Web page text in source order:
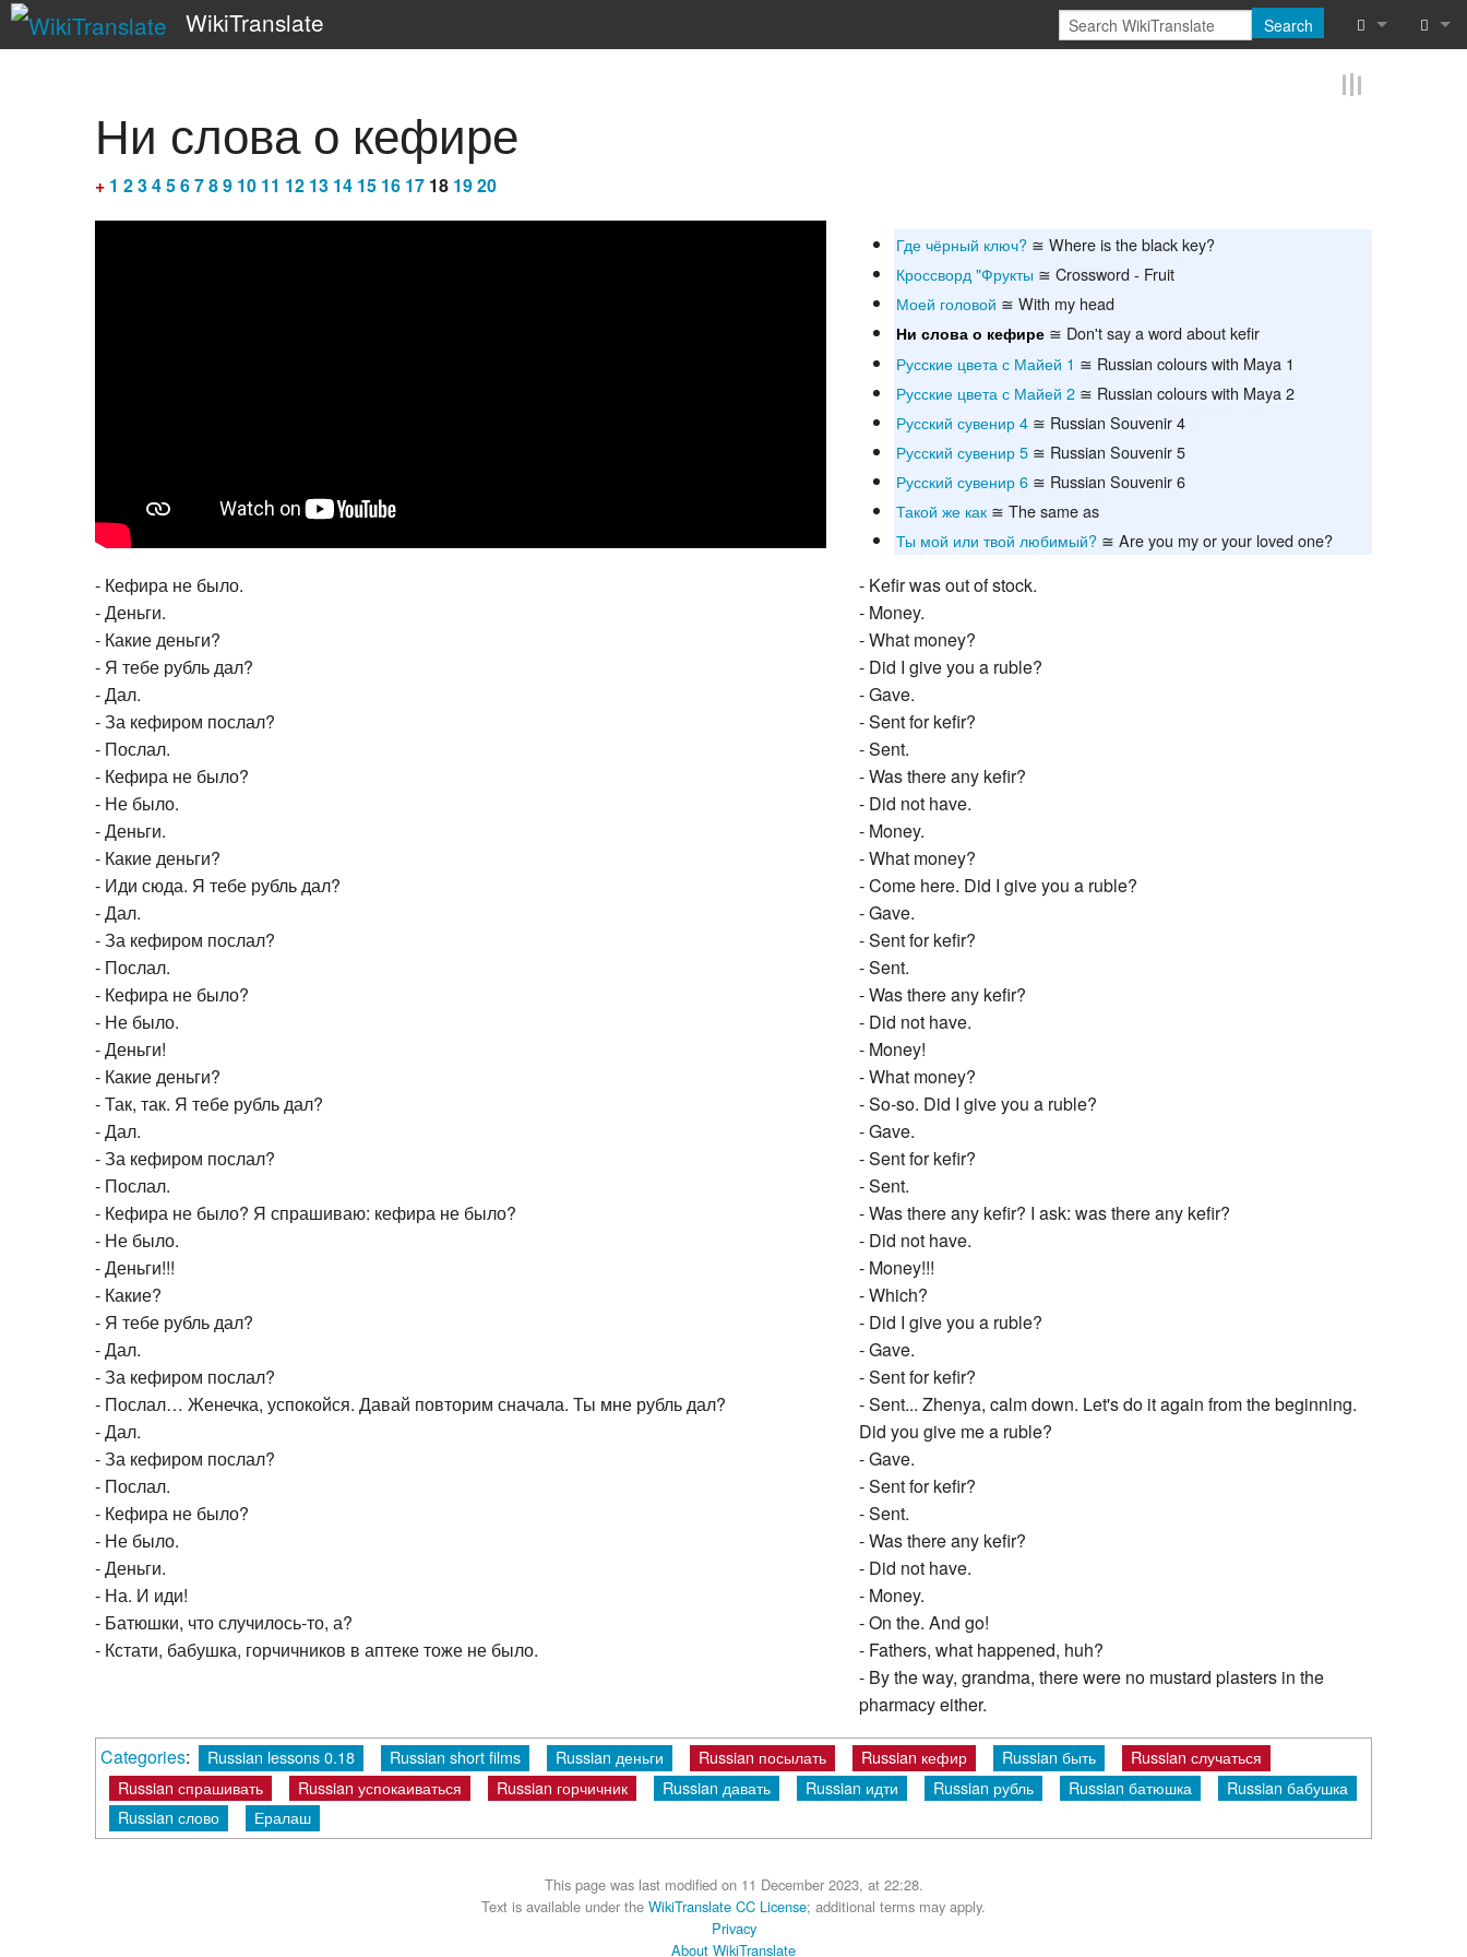
WikiTranslate Search
Ни слова о кефире
+ 1 23456789 10 11 12 13 14 15 16 17 18 1920
Где чёрный ключ? ≅ Where is the black key?
Кроссворд "Фрукты ≅ Crossword - Fruit
Моей головой ≅ With my head
Ни слова о кефире ≅ Don't say a word about kefir
Русские цвета с Майей 1 ≅ Russian colours with Maya 1
Русские цвета с Майей 2 ≅ Russian colours with Maya 2
Русский сувенир 4 ≅ Russian Souvenir 4
Русский сувенир 5 ≅ Russian Souvenir 5
Русский сувенир 6 ≅ Russian Souvenir 6
Такой же как ≅ The same as
Ты мой или твой любимый? ≅ Are you my or your loved one?
- Кефира не было.
- Деньги.
- Какие деньги?
- Я тебе рубль дал?
- Дал.
- За кефиром послал?
- Послал.
- Кефира не было?
- Не было.
- Деньги.
- Какие деньги?
- Иди сюда. Я тебе рубль дал?
- Дал.
- За кефиром послал?
- Послал.
- Кефира не было?
- Не было.
- Деньги!
- Какие деньги?
- Так, так. Я тебе рубль дал?
- Дал.
- За кефиром послал?
- Послал.
- Кефира не было? Я спрашиваю: кефира не было?
- Не было.
- Деньги!!!
- Какие?
- Я тебе рубль дал?
- Дал.
- За кефиром послал?
- Послал… Женечка, успокойся. Давай повторим сначала. Ты мне рубль дал?
- Дал.
- За кефиром послал?
- Послал.
- Кефира не было?
- Не было.
- Деньги.
- На. И иди!
- Батюшки, что случилось-то, а?
- Кстати, бабушка, горчичников в аптеке тоже не было.
- Kefir was out of stock.
- Money.
- What money?
- Did I give you a ruble?
- Gave.
- Sent for kefir?
- Sent.
- Was there any kefir?
- Did not have.
- Money.
- What money?
- Come here. Did I give you a ruble?
- Gave.
- Sent for kefir?
- Sent.
- Was there any kefir?
- Did not have.
- Money!
- What money?
- So-so. Did I give you a ruble?
- Gave.
- Sent for kefir?
- Sent.
- Was there any kefir? I ask: was there any kefir?
- Did not have.
- Money!!!
- Which?
- Did I give you a ruble?
- Gave.
- Sent for kefir?
- Sent... Zhenya, calm down. Let's do it again from the beginning.
Did you give me a ruble?
- Gave.
- Sent for kefir?
- Sent.
- Was there any kefir?
- Did not have.
- Money.
- On the. And go!
- Fathers, what happened, huh?
- By the way, grandma, there were no mustard plasters in the
pharmacy either.
Categories: Russian lessons 0.18 Russian short films Russian деньги Russian посылать Russian кефир Russian быть
Russian случаться
Russian спрашивать
Russian успокаиваться Russian горчичник Russian давать Russian идти Russian рубль Russian батюшка
Russian бабушка
Russian слово
Ералаш
This page was last modified on 11 December 2023, at 22:28.
Text is available under the WikiTranslate CC License; additional terms may apply.
Privacy
About WikiTranslate